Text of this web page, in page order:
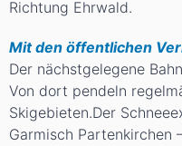
Richtung Ehrwald.
Mit den öffentlichen
Der nächstgelegene
Von dort pendeln
Skigebieten.Der
Garmisch Partenkirchen